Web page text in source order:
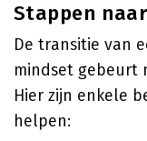
Stappen
De transitie van
mindset gebeurt
Hier zijn enkele
helpen: